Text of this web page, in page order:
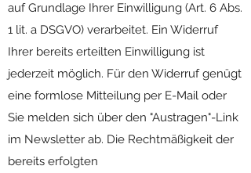
auf Grundlage Ihrer Einwilligung (Art. 6 Abs.
1 lit. a DSGVO) verarbeitet. Ein Widerruf
Ihrer bereits erteilten Einwilligung ist
jederzeit möglich. Für den Widerruf genügt
eine formlose Mitteilung per E-Mail oder
Sie melden sich über den "Austragen"-Link
im Newsletter ab. Die Rechtmäßigkeit der
bereits erfolgten